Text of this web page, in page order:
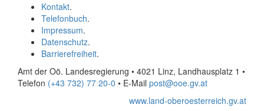
Kontakt.
Telefonbuch.
Impressum.
Datenschutz.
Barrierefreiheit.
Amt der Oö. Landesregierung • 4021 Linz, Landhausplatz 1 •
Telefon (+43 732) 77 20-0 • E-Mail post@ooe.gv.at
www.land-oberoesterreich.gv.at